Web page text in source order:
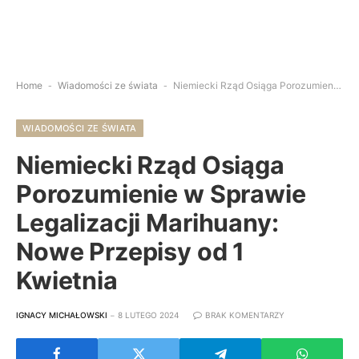
Home - Wiadomości ze świata - Niemiecki Rząd Osiąga Porozumienie w Sprawie Legalizacji Marihuany: Nowe Przepisy od 1 Kwietnia
WIADOMOŚCI ZE ŚWIATA
Niemiecki Rząd Osiąga
Porozumienie w Sprawie
Legalizacji Marihuany:
Nowe Przepisy od 1
Kwietnia
IGNACY MICHAŁOWSKI 8 LUTEGO 2024 BRAK KOMENTARZY